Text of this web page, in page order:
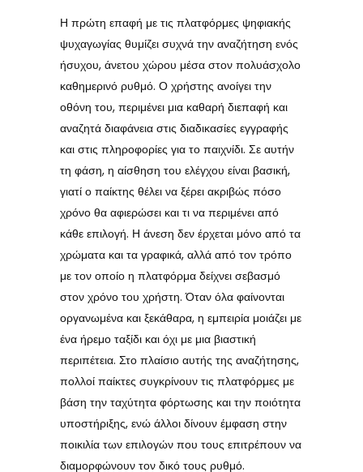
Η πρώτη επαφή με τις πλατφόρμες ψηφιακής
ψυχαγωγίας θυμίζει συχνά την αναζήτηση ενός
ήσυχου, άνετου χώρου μέσα στον πολυάσχολο
καθημερινό ρυθμό. Ο χρήστης ανοίγει την
οθόνη του, περιμένει μια καθαρή διεπαφή και
αναζητά διαφάνεια στις διαδικασίες εγγραφής
και στις πληροφορίες για το παιχνίδι. Σε αυτήν
τη φάση, η αίσθηση του ελέγχου είναι βασική,
γιατί ο παίκτης θέλει να ξέρει ακριβώς πόσο
χρόνο θα αφιερώσει και τι να περιμένει από
κάθε επιλογή. Η άνεση δεν έρχεται μόνο από τα
χρώματα και τα γραφικά, αλλά από τον τρόπο
με τον οποίο η πλατφόρμα δείχνει σεβασμό
στον χρόνο του χρήστη. Όταν όλα φαίνονται
οργανωμένα και ξεκάθαρα, η εμπειρία μοιάζει με
ένα ήρεμο ταξίδι και όχι με μια βιαστική
περιπέτεια. Στο πλαίσιο αυτής της αναζήτησης,
πολλοί παίκτες συγκρίνουν τις πλατφόρμες με
βάση την ταχύτητα φόρτωσης και την ποιότητα
υποστήριξης, ενώ άλλοι δίνουν έμφαση στην
ποικιλία των επιλογών που τους επιτρέπουν να
διαμορφώνουν τον δικό τους ρυθμό.